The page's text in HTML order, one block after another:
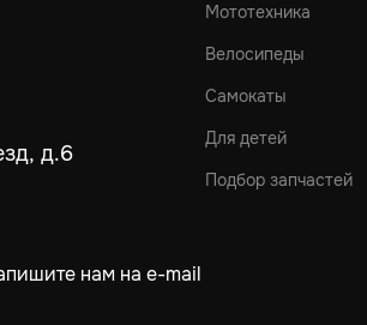
Мототехника
Велосипеды
Самокаты
Для детей
Подбор запчастей
д.6
нам на e-mail